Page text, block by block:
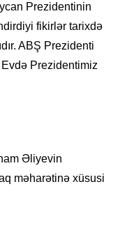
Prezidentinin
fikirlər tarixdə
ABŞ Prezidenti
Prezidentimiz
Əliyevin
məharətinə xüsusi